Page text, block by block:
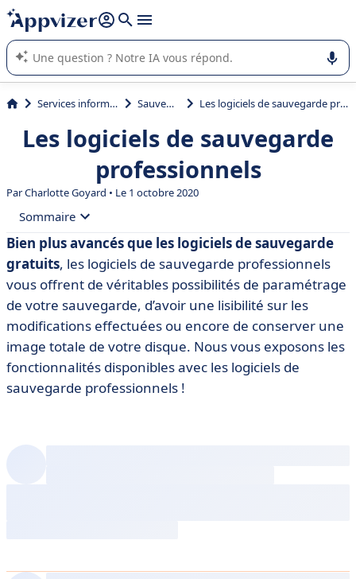
répondre (plusieurs lignes avec
L'IA de Appvizer vous guide dans l'utilisation ou la sélection de
logiciel SaaS en entreprise.
Services informatiques Sauvegarde Les logiciels de sauvegarde professionnels
Les logiciels de sauvegarde
professionnels
ParCharlotte Goyard • Le 1 octobre 2020
Sommaire
• Les fonctionnalités de base
• Les fonctionnalités indispensables et non disponibles
dans les logiciels de sauvegarde gratuits
• Les avantages
• Les inconvénients
• Quelques logiciels de backup
Bien plus avancés que les logiciels de sauvegarde
gratuits, les logiciels de sauvegarde professionnels
vous offrent de véritables possibilités de paramétrage
de votre sauvegarde, d’avoir une lisibilité sur les
modifications effectuées ou encore de conserver une
image totale de votre disque. Nous vous exposons les
fonctionnalités disponibles avec les logiciels de
sauvegarde professionnels !